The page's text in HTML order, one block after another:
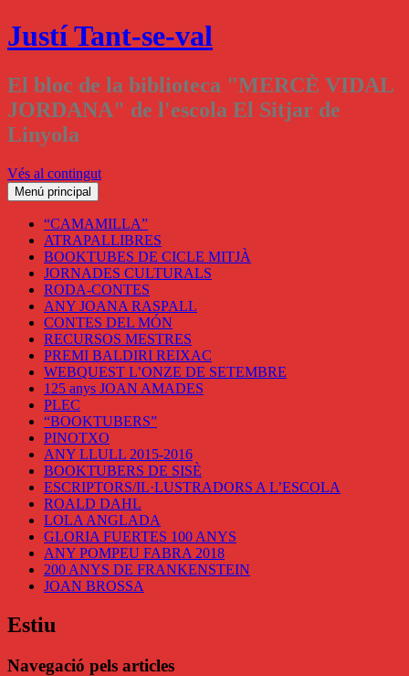
Justí Tant-se-val
El bloc de la biblioteca "MERCÈ VIDAL
JORDANA" de l'escola El Sitjar de
Linyola
Vés al contingut
Menú principal
“CAMAMILLA”
ATRAPALLIBRES
BOOKTUBES DE CICLE MITJÀ
JORNADES CULTURALS
RODA-CONTES
ANY JOANA RASPALL
CONTES DEL MÓN
RECURSOS MESTRES
PREMI BALDIRI REIXAC
WEBQUEST L’ONZE DE SETEMBRE
125 anys JOAN AMADES
PLEC
“BOOKTUBERS”
PINOTXO
ANY LLULL 2015-2016
BOOKTUBERS DE SISÈ
ESCRIPTORS/IL·LUSTRADORS A L’ESCOLA
ROALD DAHL
LOLA ANGLADA
GLORIA FUERTES 100 ANYS
ANY POMPEU FABRA 2018
200 ANYS DE FRANKENSTEIN
JOAN BROSSA
Estiu
Navegació pels articles